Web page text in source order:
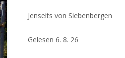
Jenseits von Siebenbergen
Gelesen 6. 8. 26